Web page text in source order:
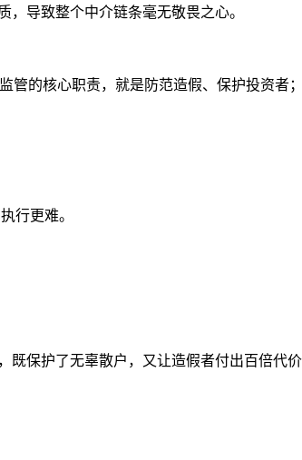
导致整个中介链条毫无敬畏之心。
的核心职责，就是防范造假、保护投资者
行更难。
保护了无辜散户，又让造假者付出百倍代价